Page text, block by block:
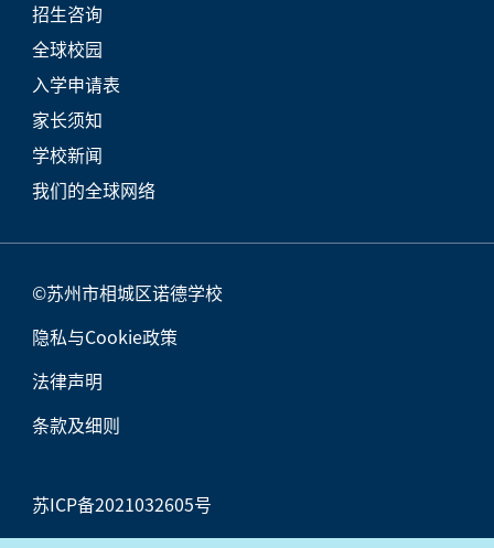
招生咨询
全球校园
入学申请表
家长须知
学校新闻
我们的全球网络
©苏州市相城区诺德学校
隐私与Cookie政策
法律声明
条款及细则
苏ICP备2021032605号